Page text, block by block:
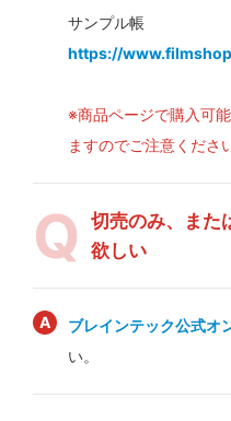
サンプル帳
https://
※商品ページで購入可
ますのでご注意くださ
切売のみ、また
欲しい
ブレインテック公式オ
い。